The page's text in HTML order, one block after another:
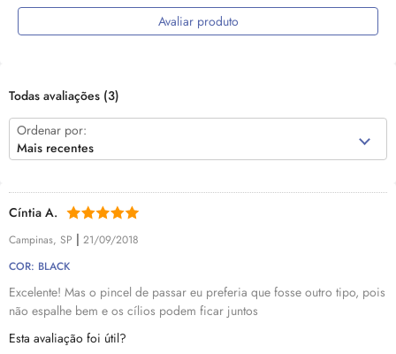
Avaliar produto
Todas avaliações (3)
Ordenar por:
Mais recentes
Cíntia A.
Campinas, SP | 21/09/2018
COR: BLACK
Excelente! Mas o pincel de passar eu preferia que fosse outro tipo, pois
não espalhe bem e os cílios podem ficar juntos
Esta avaliação foi útil?